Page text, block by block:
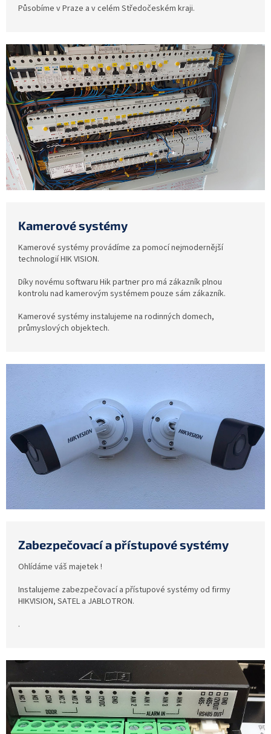
Působíme v Praze a v celém Středočeském kraji.
Kamerové systémy
Kamerové systémy provádíme za pomocí nejmodernější
technologií HIK VISION.
Díky novému softwaru Hik partner pro má zákazník plnou
kontrolu nad kamerovým systémem pouze sám zákazník.
Kamerové systémy instalujeme na rodinných domech,
průmyslových objektech.
Zabezpečovací a přístupové systémy
Ohlídáme váš majetek !
Instalujeme zabezpečovací a přístupové systémy od firmy
HIKVISION, SATEL a JABLOTRON.
.